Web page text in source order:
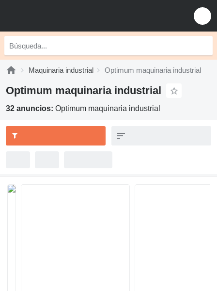
Maquinaria industrial Optimum maquinaria industrial
Optimum maquinaria industrial
32 anuncios: Optimum maquinaria industrial